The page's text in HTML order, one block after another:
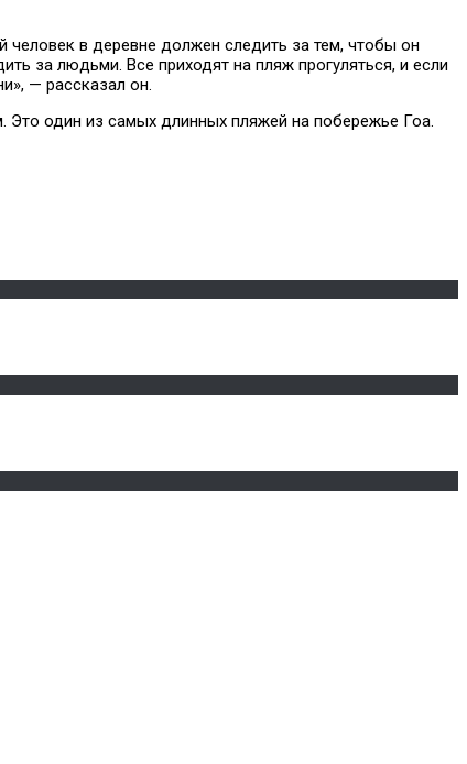
в деревне должен следить за тем, чтобы он
за людьми. Все приходят на пляж прогуляться, и если
— рассказал он.
один из самых длинных пляжей на побережье Гоа.